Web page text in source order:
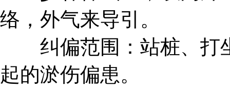
络，外气来导引。
纠偏范围：站桩、打
起的淤伤偏患。